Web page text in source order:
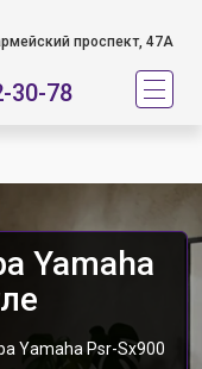
проспект, 47А
30-78
Yamaha
Yamaha Psr-Sx900